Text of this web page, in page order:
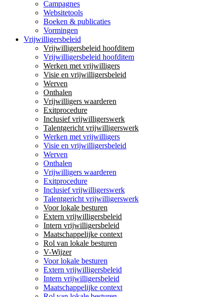
Campagnes
Websitetools
Boeken & publicaties
Vormingen
Vrijwilligersbeleid
Vrijwilligersbeleid hoofditem
Vrijwilligersbeleid hoofditem
Werken met vrijwilligers
Visie en vrijwilligersbeleid
Werven
Onthalen
Vrijwilligers waarderen
Exitprocedure
Inclusief vrijwilligerswerk
Talentgericht vrijwilligerswerk
Werken met vrijwilligers
Visie en vrijwilligersbeleid
Werven
Onthalen
Vrijwilligers waarderen
Exitprocedure
Inclusief vrijwilligerswerk
Talentgericht vrijwilligerswerk
Voor lokale besturen
Extern vrijwilligersbeleid
Intern vrijwilligersbeleid
Maatschappelijke context
Rol van lokale besturen
V-Wijzer
Voor lokale besturen
Extern vrijwilligersbeleid
Intern vrijwilligersbeleid
Maatschappelijke context